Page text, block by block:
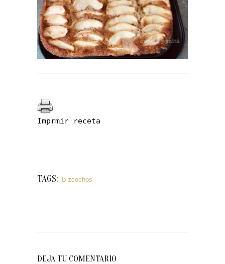
Imprmir receta
TAGS: Bizcochos
DEJA TU COMENTARIO